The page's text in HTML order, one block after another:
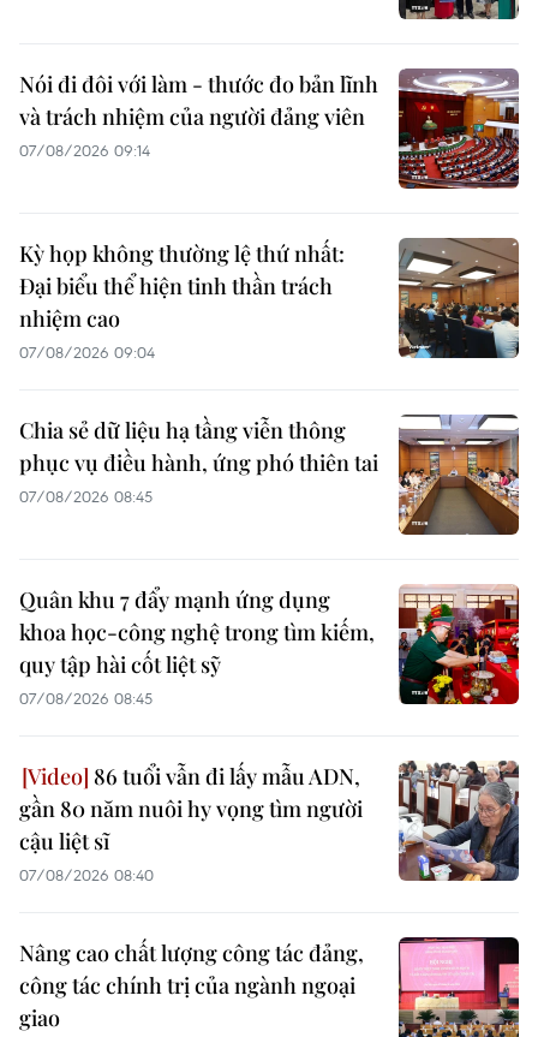
Nói đi đôi với làm - thước đo bản lĩnh
và trách nhiệm của người đảng viên
07/08/2026 09:14
Kỳ họp không thường lệ thứ nhất:
Đại biểu thể hiện tinh thần trách
nhiệm cao
07/08/2026 09:04
Chia sẻ dữ liệu hạ tầng viễn thông
phục vụ điều hành, ứng phó thiên tai
07/08/2026 08:45
Quân khu 7 đẩy mạnh ứng dụng
khoa học-công nghệ trong tìm kiếm,
quy tập hài cốt liệt sỹ
07/08/2026 08:45
86 tuổi vẫn đi lấy mẫu ADN,
gần 80 năm nuôi hy vọng tìm người
cậu liệt sĩ
07/08/2026 08:40
Nâng cao chất lượng công tác đảng,
công tác chính trị của ngành ngoại
giao